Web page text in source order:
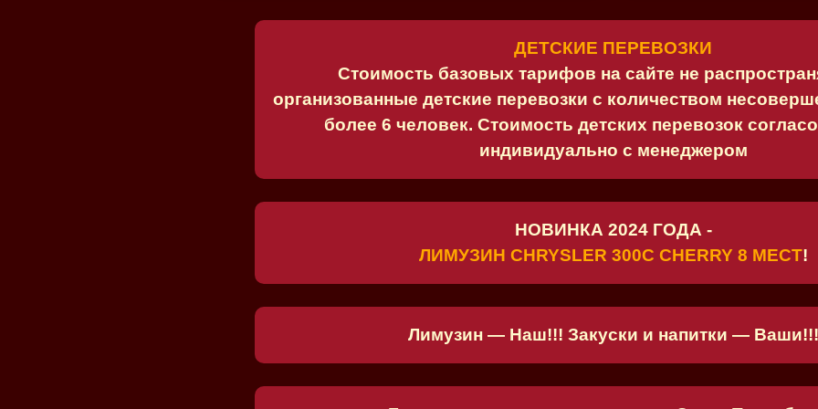
корректно. Всем все
еще раз поблагодарить
прекрасный мужчина,
Империи Лимузинов
попрошу его как
лимузин и не жалейте!!!
Андрей, Тамара. Сафоновы
23.10.2022
22.10.22г. Наша свадьба.
услугами компании,
высоком уровне, чистый
отличный звук музыки,
водитель Иван. Большое
Рекомендуем
Павел Иванов
Всем доброго времени
ДЕТСКИЕ ПЕРЕВОЗКИ
Стоимость базовых тарифов на сайте не
организованные детские перевозки с количеством
более 6 человек. Стоимость детских перевозок
индивидуально с менеджером
НОВИНКА 2024 ГОДА -
ЛИМУЗИН CHRYSLER 300C CHERRY 8 МЕСТ!
Лимузин — Наш!!! Закуски и напитки — Ваши!!!